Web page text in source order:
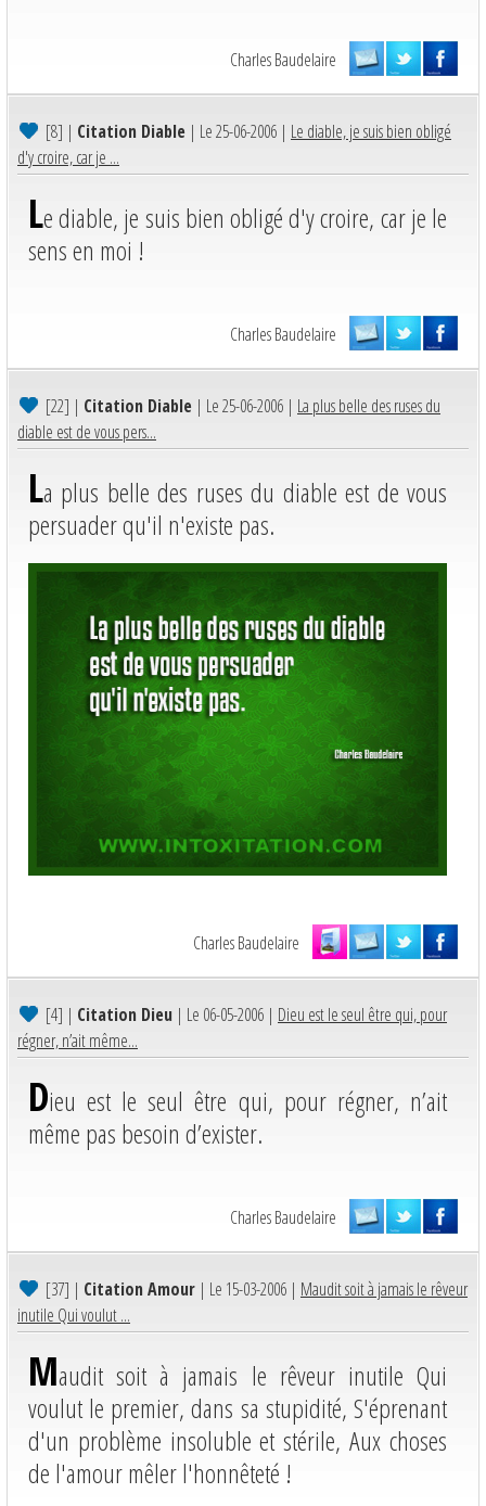
Charles Baudelaire
[8] | Citation Diable | Le 25-06-2006 | Le diable, je suis bien obligé
d'y croire, car je ...
Le diable, je suis bien obligé d'y croire, car je le
sens en moi !
Charles Baudelaire
[22] | Citation Diable | Le 25-06-2006 | La plus belle des ruses du
diable est de vous pers...
La plus belle des ruses du diable est de vous
persuader qu'il n'existe pas.
Charles Baudelaire
[4] | Citation Dieu | Le 06-05-2006 | Dieu est le seul être qui, pour
régner, n’ait même...
Dieu est le seul être qui, pour régner, n’ait
même pas besoin d’exister.
Charles Baudelaire
[37] | Citation Amour | Le 15-03-2006 | Maudit soit à jamais le rêveur
inutile Qui voulut ...
Maudit soit à jamais le rêveur inutile Qui
voulut le premier, dans sa stupidité, S'éprenant
d'un problème insoluble et stérile, Aux choses
de l'amour mêler l'honnêteté !